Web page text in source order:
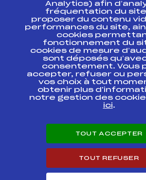
Ressources
Pass’Neige
Projet sportif fédéral
Projet de performance
Antidopage
Pôle Développement,
Scientifique
Listes ministérielles
Pôle vie de l’athlète
Enseignement professionnel
Carrières
Analytics) afin
fréquentation du
proposer du contenu
performances du site,
cookies
fonctionnement du
cookies de mesure
sont déposés
consentement. Vous
accepter, refuser ou
vos choix à tout
obtenir plus
notre gestion des
ici.
TOUT ACCEPTER
TOUT REFUSER